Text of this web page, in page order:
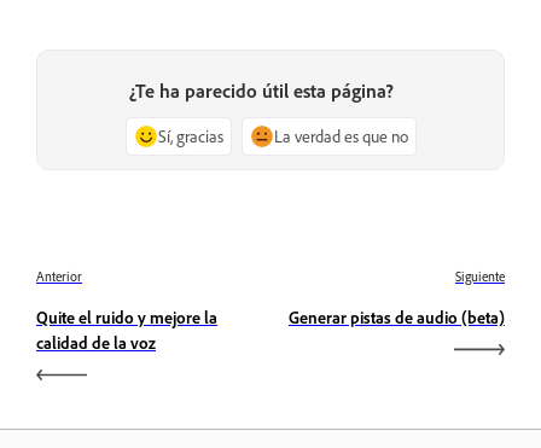
¿Te ha parecido útil esta página?
Sí, gracias La verdad es que no
Anterior
Quite el ruido y mejore la
calidad de la voz
Siguiente
Generar pistas de audio (beta)